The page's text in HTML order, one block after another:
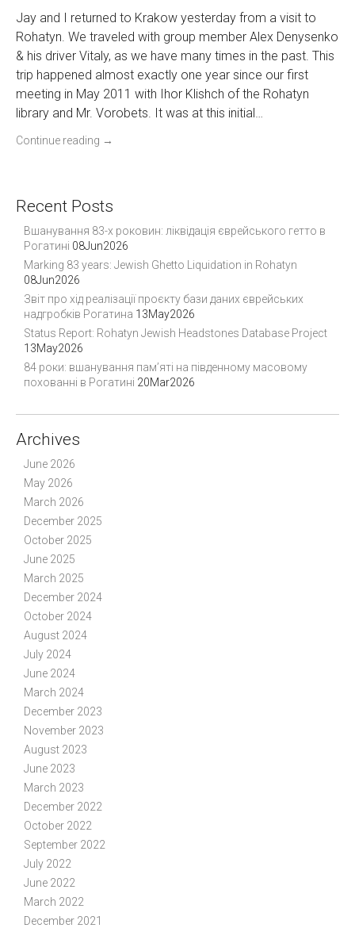
Jay and I returned to Krakow yesterday from a visit to
Rohatyn. We traveled with group member Alex Denysenko
& his driver Vitaly, as we have many times in the past. This
trip happened almost exactly one year since our first
meeting in May 2011 with Ihor Klishch of the Rohatyn
library and Mr. Vorobets. It was at this initial…
Continue reading →
Recent Posts
Вшанування 83-х роковин: ліквідація єврейського гетто в
Рогатині 08Jun2026
Marking 83 years: Jewish Ghetto Liquidation in Rohatyn
08Jun2026
Звіт про хід реалізації проєкту бази даних єврейських
надгробків Рогатина 13May2026
Status Report: Rohatyn Jewish Headstones Database Project
13May2026
84 роки: вшанування пам’яті на південному масовому
похованні в Рогатині 20Mar2026
Archives
June 2026
May 2026
March 2026
December 2025
October 2025
June 2025
March 2025
December 2024
October 2024
August 2024
July 2024
June 2024
March 2024
December 2023
November 2023
August 2023
June 2023
March 2023
December 2022
October 2022
September 2022
July 2022
June 2022
March 2022
December 2021